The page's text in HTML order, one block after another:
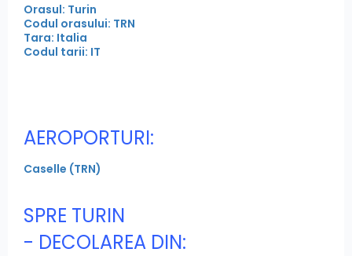
Orasul: Turin
Codul orasului: TRN
Tara: Italia
Codul tarii: IT
AEROPORTURI:
Caselle (TRN)
SPRE TURIN
- DECOLAREA DIN: